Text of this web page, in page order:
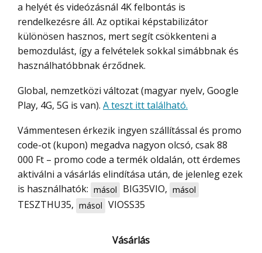
a helyét és videózásnál 4K felbontás is
rendelkezésre áll. Az optikai képstabilizátor
különösen hasznos, mert segít csökkenteni a
bemozdulást, így a felvételek sokkal simábbnak és
használhatóbbnak érződnek.
Global, nemzetközi változat (magyar nyelv, Google
Play, 4G, 5G is van). A teszt itt található.
Vámmentesen érkezik ingyen szállítással és promo
code-ot (kupon) megadva nagyon olcsó, csak 88
000 Ft – promo code a termék oldalán, ott érdemes
aktiválni a vásárlás elindítása után, de jelenleg ezek
is használhatók: másol BIG35VIO, másol
TESZTHU35, másol VIOSS35
Vásárlás